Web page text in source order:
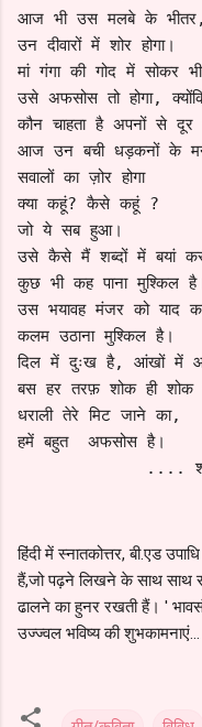
आज भी उस मलबे के भीतर,
उन दीवारों में शोर होगा।
मां गंगा की गोद में सोकर भी
उसे अफसोस तो होगा,
कौन चाहता है अपनों से दूर
आज उन बची धड़कनों के
सवालों का ज़ोर होगा
क्या कहूं? कैसे कहूं ?
जो ये सब हुआ।
उसे कैसे मैं शब्दों में बयां
कुछ भी कह पाना मुश्किल
उस भयावह मंजर को याद
कलम उठाना मुश्किल है।
दिल में दुःख है, आंखों में
बस हर तरफ़ शोक ही शोक
धराली तेरे मिट जाने का,
हमें बहुत  अफसोस है।
....
हिंदी में स्नातकोत्तर, बी.एड
हैं,जो पढ़ने लिखने के साथ साथ
ढालने का हुनर रखती हैं। '
उज्ज्वल भविष्य की